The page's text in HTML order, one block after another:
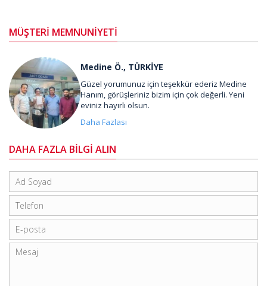
MÜŞTERİ MEMNUNİYETİ
Medine Ö., TÜRKİYE
Güzel yorumunuz için teşekkür ederiz Medine
Hanım, görüşleriniz bizim için çok değerli. Yeni
eviniz hayırlı olsun.
Daha Fazlası
DAHA FAZLA BİLGİ ALIN